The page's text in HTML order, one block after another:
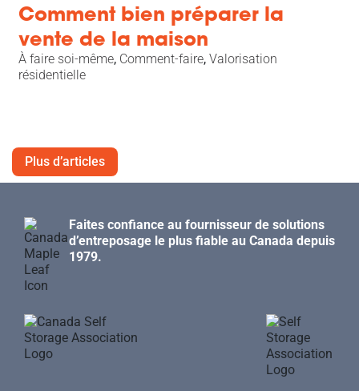
Comment bien préparer la
vente de la maison
À faire soi-même, Comment-faire,Valorisation
résidentielle
Plus d’articles
Faites confiance au fournisseur de solutions
d’entreposage le plus fiable au Canada depuis
1979.